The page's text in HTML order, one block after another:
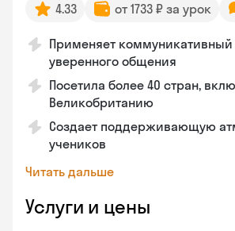
4.33 от 1733 ₽ за урок
Применяет коммуникативный
уверенного общения
Посетила более 40 стран,
Великобританию
Создает поддерживающую
учеников
Читать дальше
Услуги и цены